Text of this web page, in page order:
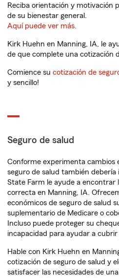
Reciba orientación y motivación
de su bienestar general.
Aquí puede ver más.
Kirk Huehn en Manning, IA, le
de que complete una cotización
Comience su cotización de
y sencillo!
Seguro de salud
Conforme experimenta cambios
seguro de salud también
State Farm le ayude a encontrar
correcta en Manning, IA.
económicos de seguro de salud
suplementario de Medicare o
Incluso puede proteger su
incapacidad para ayudar a cubrir
Hable con Kirk Huehn en
cotización de seguro de salud y
satisfacer las necesidades de